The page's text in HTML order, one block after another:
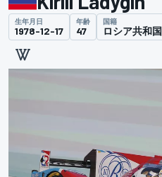
生年月日
1978-12-17
年齢
47
国籍
ロシア共和国